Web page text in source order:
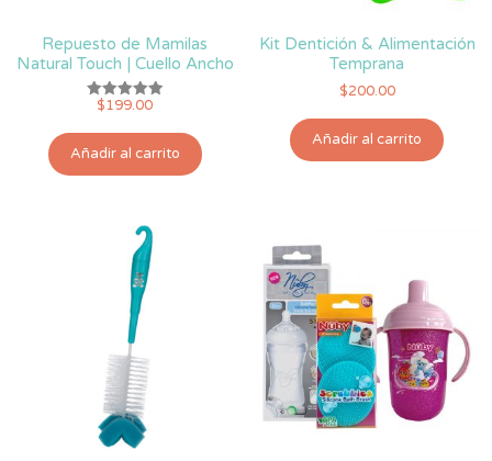
Repuesto de Mamilas
Natural Touch | Cuello Ancho
Valorado
5.00
de 5
$199.00
Añadir al carrito
Kit Dentición & Alimentación
Temprana
$200.00
Añadir al carrito